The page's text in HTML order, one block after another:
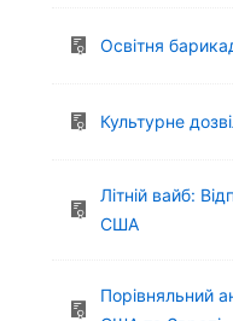
Освітня
Культурне
Літній вайб:
США
Порівняльний